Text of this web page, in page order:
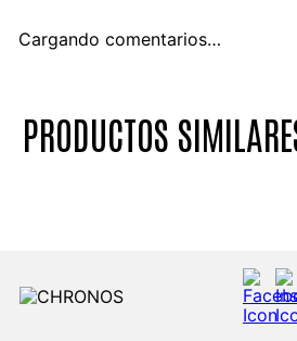
Cargando comentarios…
PRODUCTOS